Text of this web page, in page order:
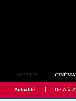
ACCUEIL CINÉMA
Actualité De A à Z